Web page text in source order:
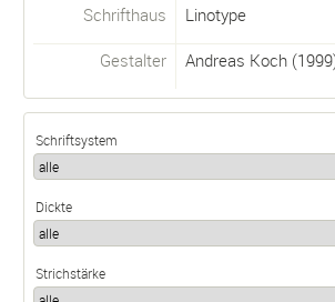
Schrifthaus Linotype
Gestalter Andreas Koch
Schriftsystem
Dickte
Strichstärke